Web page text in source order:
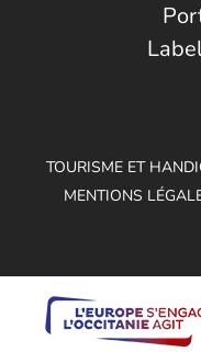
TOURISME ET
MENTIONS